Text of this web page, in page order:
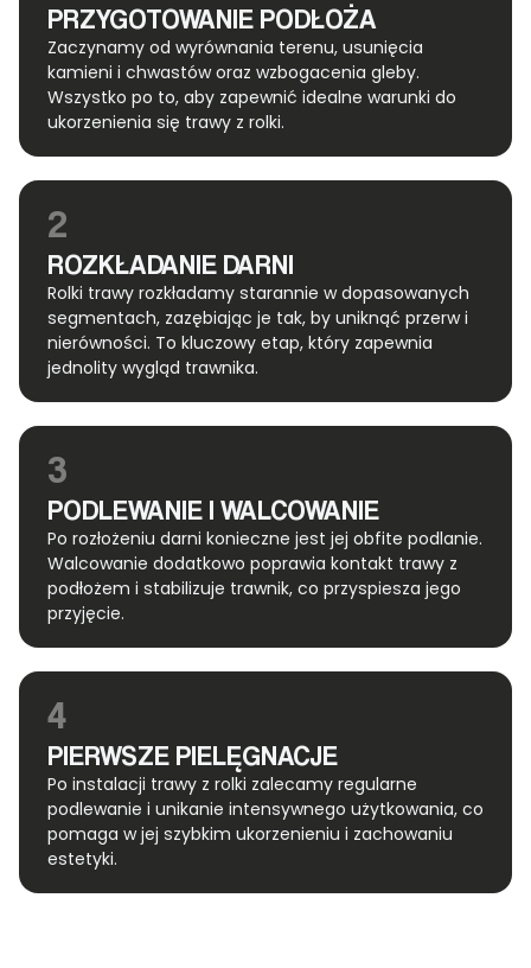
PRZYGOTOWANIE PODŁOŻA
Zaczynamy od wyrównania terenu, usunięcia
kamieni i chwastów oraz wzbogacenia gleby.
Wszystko po to, aby zapewnić idealne warunki do
ukorzenienia się trawy z rolki.
2
ROZKŁADANIE DARNI
Rolki trawy rozkładamy starannie w dopasowanych
segmentach, zazębiając je tak, by uniknąć przerw i
nierówności. To kluczowy etap, który zapewnia
jednolity wygląd trawnika.
3
PODLEWANIE I WALCOWANIE
Po rozłożeniu darni konieczne jest jej obfite podlanie.
Walcowanie dodatkowo poprawia kontakt trawy z
podłożem i stabilizuje trawnik, co przyspiesza jego
przyjęcie.
4
PIERWSZE PIELĘGNACJE
Po instalacji trawy z rolki zalecamy regularne
podlewanie i unikanie intensywnego użytkowania, co
pomaga w jej szybkim ukorzenieniu i zachowaniu
estetyki.